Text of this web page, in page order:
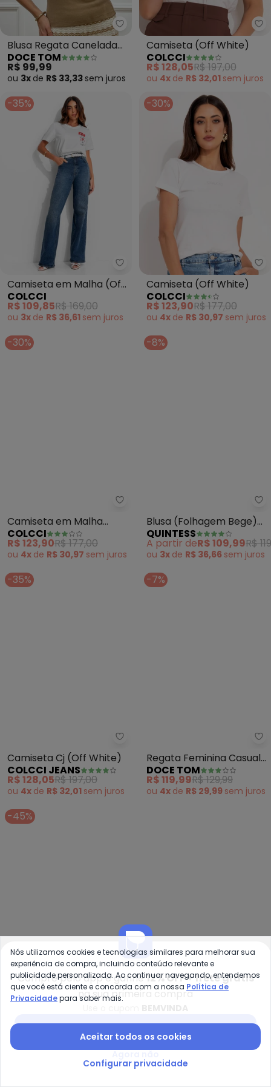
Doce Tom - Blusa Regata
Blusa Regata Canelada
(Bege)
DOCE TOM
R$ 99,99
ou 3x de R$ 33,33 sem juros
Camiseta (Off White)
COLCCI
R$ 128,05R$ 197,00
ou 4x de R$ 32,01 sem juros
-35%
Colcci - Camiseta em Malha
Camiseta em Malha (Off
White)
COLCCI
R$ 109,85R$ 169,00
ou 3x de R$ 36,61 sem juros
-30%
Camiseta (Off White)
COLCCI
R$ 123,90R$ 177,00
ou 4x de R$ 30,97 sem juros
-30%
Colcci - Camiseta em Malha
Camiseta em Malha
(Bege)
COLCCI
R$ 123,90R$ 177,00
ou 4x de R$ 30,97 semjuros
-8%
Blusa (Folhagem Bege)
em Linho
QUINTESS
A partir deR$ 109,99R$
ou 3x de R$ 36,66 semjuros
-35%
Camiseta Cj (Off White)
COLCCI JEANS
R$ 128,05R$ 197,00
ou 4x de R$ 32,01 semjuros
-7%
Regata Feminina Casual
Confortável Malha
Soltinha
DOCE TOM
R$ 119,99R$ 129,99
ou 4x de R$ 29,99 semjuros
-45%
Colcci Jeans - Camiseta com
Camiseta com Aplicação
R$ 98,45R$ 179,00
ou R$ 32,81semjuros
R$ 99,99
ou3xdeR$ 33,33 juros
-35%
Compre pelo app e ganhe12% OFF + frete grátis
na sua primeira compra
Nós utilizamos cookies e tecnologias similares para melhorar sua
experiência de compra, incluindo conteúdo relevante e
publicidade personalizada. Ao continuar navegando, entendemos
que você está ciente e concorda com a nossa Política de
Privacidadepara saber mais.
Aceitar todos os cookies
Configurar privacidade